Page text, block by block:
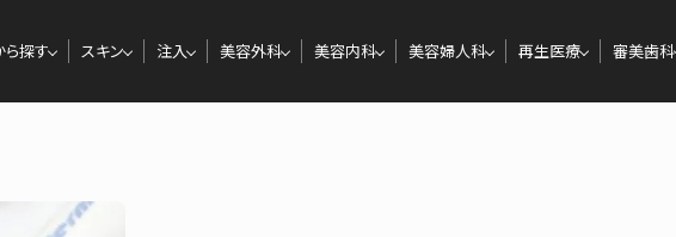
ら探す スキン 注入 美容外科 美容内科 美容婦人科 再生医療 審美歯科